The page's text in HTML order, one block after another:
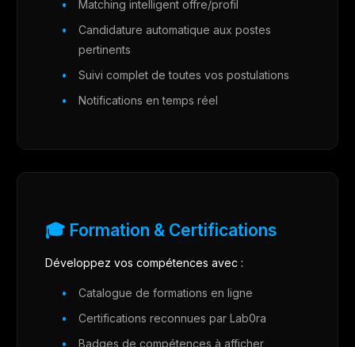
Matching intelligent offre/profil
Candidature automatique aux postes
pertinents
Suivi complet de toutes vos postulations
Notifications en temps réel
🎓 Formation & Certifications
Développez vos compétences avec :
Catalogue de formations en ligne
Certifications reconnues par Lab0ra
Badges de compétences à afficher